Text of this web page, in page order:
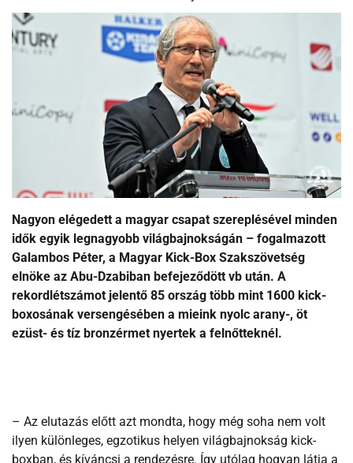
Nagyon elégedett a magyar csapat szereplésével minden
idők egyik legnagyobb világbajnokságán – fogalmazott
Galambos Péter, a Magyar Kick-Box Szakszövetség
elnöke az Abu-Dzabiban befejeződött vb után. A
rekordlétszámot jelentő 85 ország több mint 1600 kick-
boxosának versengésében a mieink nyolc arany-, öt
ezüst- és tíz bronzérmet nyertek a felnőtteknél.
– Az elutazás előtt azt mondta, hogy még soha nem volt
ilyen különleges, egzotikus helyen világbajnokság kick-
boxban, és kíváncsi a rendezésre. Így utólag hogyan látja a